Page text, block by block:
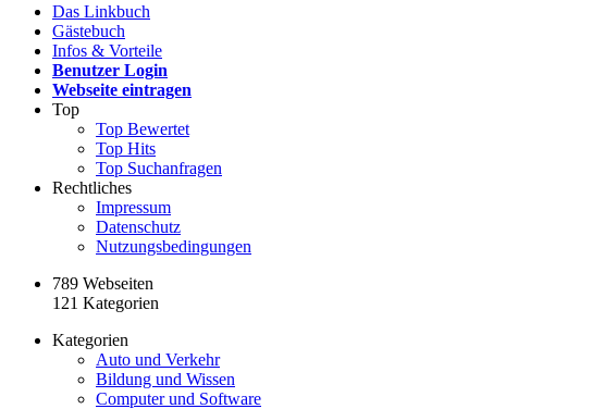
Das Linkbuch
Gästebuch
Infos & Vorteile
Benutzer Login
Webseite eintragen
Top
Top Bewertet
Top Hits
Top Suchanfragen
Rechtliches
Impressum
Datenschutz
Nutzungsbedingungen
789 Webseiten
121 Kategorien
Kategorien
Auto und Verkehr
Bildung und Wissen
Computer und Software